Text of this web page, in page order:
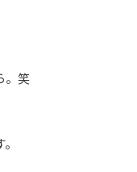
。笑